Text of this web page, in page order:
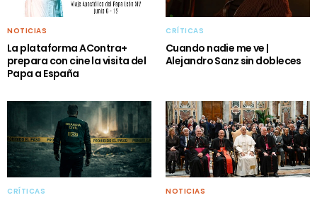
NOTICIAS
La plataforma AContra+
prepara con cine la visita del
Papa a España
CRÍTICAS
Cuando nadie me ve |
Alejandro Sanz sin dobleces
CRÍTICAS NOTICIAS